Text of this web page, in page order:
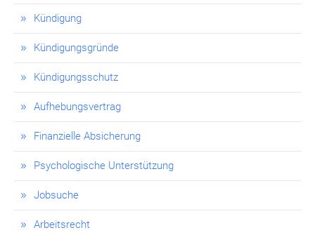
Kündigung
Kündigungsgründe
Kündigungsschutz
Aufhebungsvertrag
Finanzielle Absicherung
Psychologische Unterstützung
Jobsuche
Arbeitsrecht